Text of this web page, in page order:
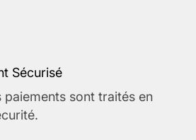
Sécurisé
paiements sont traités en